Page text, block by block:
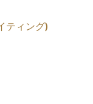
ティング)